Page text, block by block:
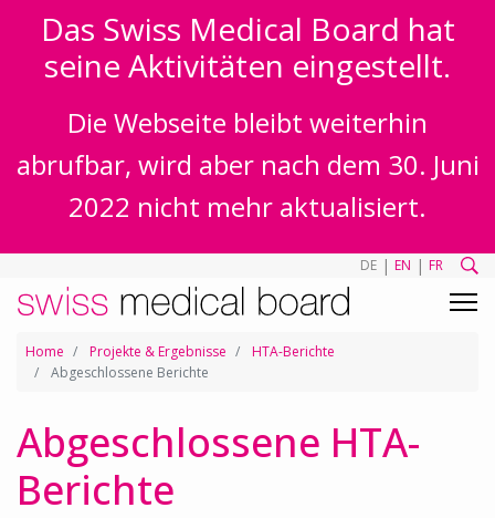
Das Swiss Medical Board hat
seine Aktivitäten eingestellt.
Die Webseite bleibt weiterhin
abrufbar, wird aber nach dem 30. Juni
2022 nicht mehr aktualisiert.
DE | EN | FR
Home Projekte & Ergebnisse
HTA-Berichte
Abgeschlossene Berichte
Abgeschlossene HTA-
Berichte